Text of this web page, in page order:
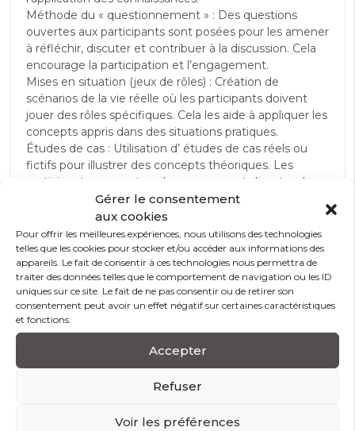
Gérer le consentement
aux cookies
Pour offrir les meilleures expériences, nous utilisons des technologies
telles que les cookies pour stocker et/ou accéder aux informations des
appareils. Le fait de consentir à ces technologies nous permettra de
traiter des données telles que le comportement de navigation ou les ID
uniques sur ce site. Le fait de ne pas consentir ou de retirer son
consentement peut avoir un effet négatif sur certaines caractéristiques
et fonctions.
Accepter
Refuser
Voir les préférences
Méthode du « questionnement » : Des questions
ouvertes aux participants sont posées pour les amener
à réfléchir, discuter et contribuer à la discussion. Cela
encourage la participation et l’engagement.
Mises en situation (jeux de rôles) : Création de
scénarios de la vie réelle où les participants doivent
jouer des rôles spécifiques. Cela les aide à appliquer les
concepts appris dans des situations pratiques.
Études de cas : Utilisation d’ études de cas réels ou
fictifs pour illustrer des concepts théoriques. Les
participants peuvent analyser ces cas et discuter des
solutions possibles.
Débats et discussions : Nos formateurs encouragent
les débats sur des sujets pertinents à la formation.
Cela stimule la réflexion critique et l’expression
d’opinions personnelles.
Exercices pratiques : Les formateurs donnent aux
participants des tâches pratiques à accomplir.
Modalités et conditions d’accès
Modalité d’évaluation